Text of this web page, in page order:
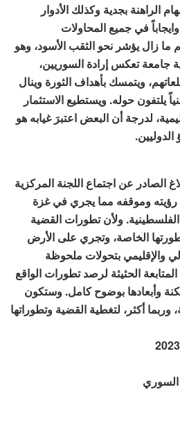
الراهنة بجدية وكذلك الأدوار
وايجاباً في جميع المحاولات
ما زال يؤشر نحو الثقب الأسود، وهو
جامعة تعكس إرادة السوريين،
ويتمسك بأهداف الثورة وينال
يلتفون حوله. ويستطيع الاستثمار
لدرجة أن البعض اعتبرَ غيابه هو
الدوليين.
الصادر عن اجتماع اللجنة المركزية
رؤيته وموقفه مما يجري في غزة
ولأن تطورات القضية
الخاصة، وتجري على الأرض
والإقليمي بتحولات ملحوظة
الحثيثة لرصد تطورات الواقع
وأبعادها بوضوح كامل. وستكون
أكثر، لتغطية القضية وتطوراتها